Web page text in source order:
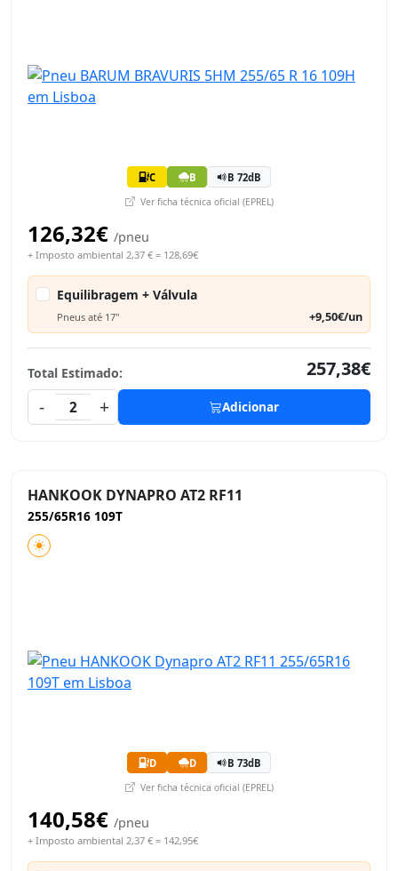
C B B 72dB
Ver ficha técnica oficial (EPREL)
126,32€ /pneu
+ Imposto ambiental 2,37 € = 128,69€
Equilibragem + Válvula
Pneus até 17" +9,50€/un
Total Estimado:
257,38€
-
2 + Adicionar
HANKOOK DYNAPRO AT2 RF11
255/65R16 109T
D D B 73dB
Ver ficha técnica oficial (EPREL)
140,58€ /pneu
+ Imposto ambiental 2,37 € = 142,95€